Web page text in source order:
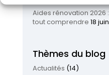
Aides rénovation
tout comprendre 18
Thèmes du blog
Actualités (14)